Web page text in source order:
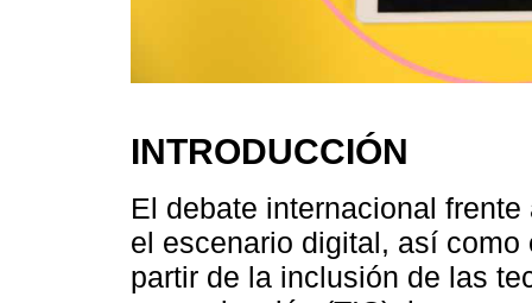
INTRODUCCIÓN
El debate internacional
el escenario digital, así
partir de la inclusión de las